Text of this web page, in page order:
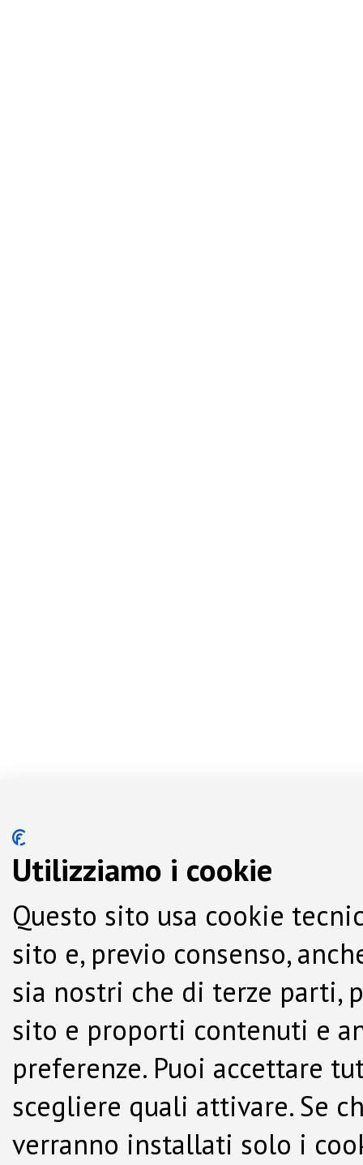
Utilizziamo i cookie
Questo sito usa cookie
sito e, previo consenso,
sia nostri che di terze parti,
sito e proporti contenuti e
preferenze. Puoi accettare
scegliere quali attivare. Se
verranno installati solo i